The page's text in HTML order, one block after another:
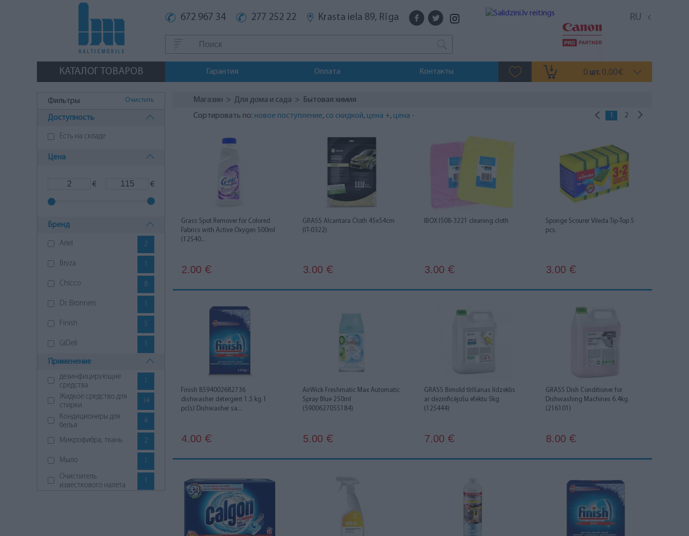
672 967 34 277 252 22 Krasta iela 89, Rīga RU
КАТАЛОГ ТОВАРОВ Гарантия Оплата Контакты 0 шт. 0.00€
Фильтры Очистить
Доступность
Есть на складе
Цена
€ €
Бренд
Ariel 2
Bryza 1
Chicco 8
Dr. Bronners 1
Finish 5
GiDeli 1
GRASS 7
Hobot 4
Miele 4
Surf 1
Применение
дезинфицирующие
средства
1
Жидкое средство для
стирки
14
Кондиционеры для
белья
4
Микрофибра, ткань 2
Мыло 1
Очиститель
известкового налета
1
Магазин > Для дома и сада > Бытовая химия
1 2
Сортировать по: новое поступление, со скидкой, цена +, цена -
Grass Spot Remover for Colored
Fabrics with Active Oxygen 500ml
(12540...
2.00 €
GRASS Alcantara Cloth 45x54cm
(IT-0322)
3.00 €
IBOX I508-3221 cleaning cloth
3.00 €
Sponge Scourer Vileda Tip-Top 5
pcs.
3.00 €
Finish 8594002682736
dishwasher detergent 1.5 kg 1
pc(s) Dishwasher sa...
4.00 €
AirWick Freshmatic Max Automatic
Spray Blue 250ml
(5900627055184)
5.00 €
GRASS Bimold tīrīšanas līdzeklis
ar dezinficējošu efektu 5kg
(125444)
7.00 €
GRASS Dish Conditioner for
Dishwashing Machines 6.4kg
(216101)
8.00 €